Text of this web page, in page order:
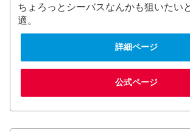
ちょろっとシーバスなんかも狙いたい
適。
詳細ページ
公式ページ